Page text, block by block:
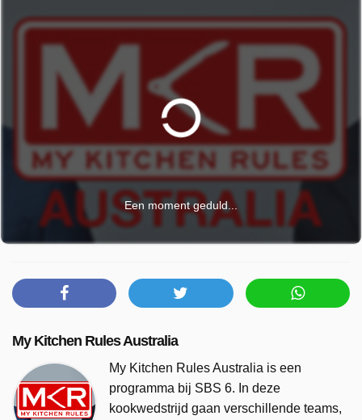
Een moment geduld...
My Kitchen Rules Australia
My Kitchen Rules Australia is een
programma bij SBS 6. In deze
kookwedstrijd gaan verschillende teams,